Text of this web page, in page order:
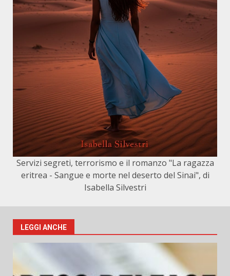
Servizi segreti, terrorismo e il romanzo "La ragazza
eritrea - Sangue e morte nel deserto del Sinai", di
Isabella Silvestri
LEGGI ANCHE